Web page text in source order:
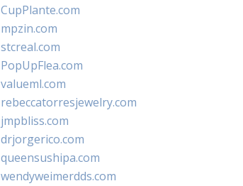
CupPlante.com
mpzin.com
stcreal.com
PopUpFlea.com
valueml.com
rebeccatorresjewelry.com
jmpbliss.com
drjorgerico.com
queensushipa.com
wendyweimerdds.com